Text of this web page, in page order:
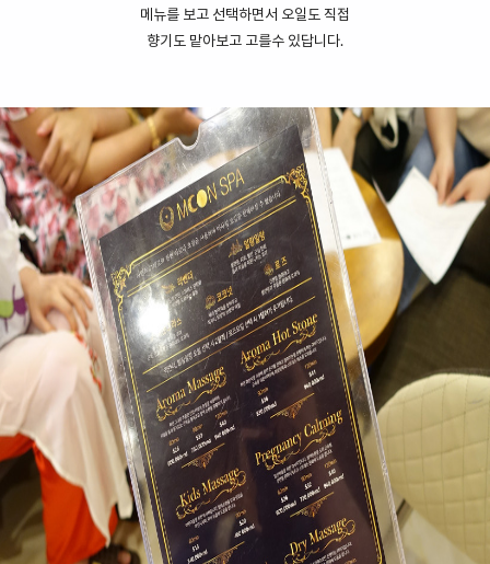
메뉴를 보고 선택하면서 오일도 직접
향기도 맡아보고 고를수 있답니다.